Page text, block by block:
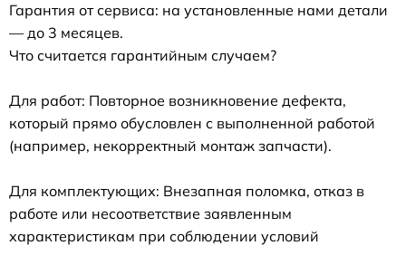
Гарантия от сервиса: на установленные нами детали
— до 3 месяцев.
Что считается гарантийным случаем?
Для работ: Повторное возникновение дефекта,
который прямо обусловлен с выполненной работой
(например, некорректный монтаж запчасти).
Для комплектующих: Внезапная поломка, отказ в
работе или несоответствие заявленным
характеристикам при соблюдении условий